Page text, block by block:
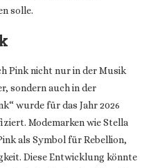
solle.
Pink nicht nur in der Musik
sondern auch in der
wurde für das Jahr 2026
Modemarken wie Stella
als Symbol für Rebellion,
Diese Entwicklung könnte